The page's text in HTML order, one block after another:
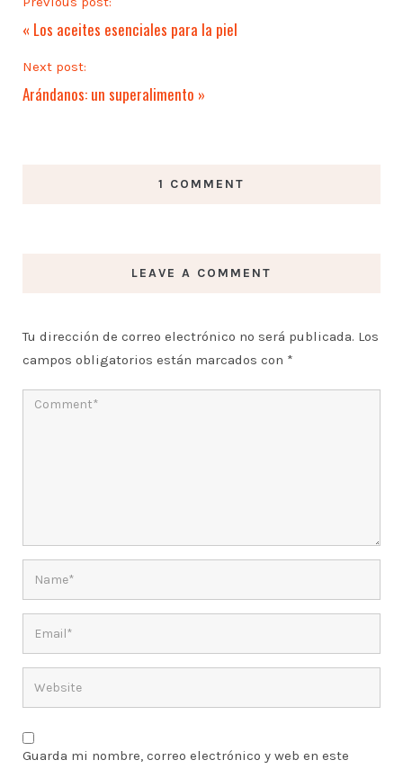
« Los aceites esenciales para la piel
Next post:
Arándanos: un superalimento »
1 COMMENT
LEAVE A COMMENT
Tu dirección de correo electrónico no será publicada. Los
campos obligatorios están marcados con *
Guarda mi nombre, correo electrónico y web en este